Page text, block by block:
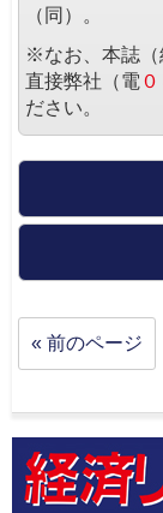
（同）。
※なお、本誌（
直接弊社（電
ださい。
« 前のページ